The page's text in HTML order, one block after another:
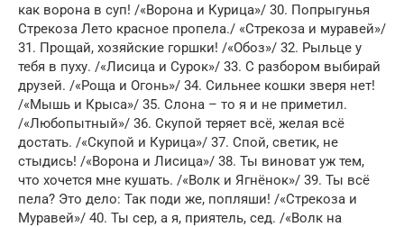
как ворона в суп! /«Ворона и Курица»/ 30. Попрыгунья
Стрекоза Лето красное пропела./ «Стрекоза и муравей»/
31. Прощай, хозяйские горшки! /«Обоз»/ 32. Рыльце у
тебя в пуху. /«Лисица и Сурок»/ 33. С разбором выбирай
друзей. /«Роща и Огонь»/ 34. Сильнее кошки зверя нет!
/«Мышь и Крыса»/ 35. Слона – то я и не приметил.
/«Любопытный»/ 36. Скупой теряет всё, желая всё
достать. /«Скупой и Курица»/ 37. Спой, светик, не
стыдись! /«Ворона и Лисица»/ 38. Ты виноват уж тем,
что хочется мне кушать. /«Волк и Ягнёнок»/ 39. Ты всё
пела? Это дело: Так поди же, попляши! /«Стрекоза и
Муравей»/ 40. Ты сер, а я, приятель, сед. /«Волк на